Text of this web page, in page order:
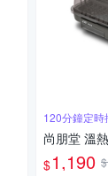
120分鐘定時
尚朋堂 溫
$1,190